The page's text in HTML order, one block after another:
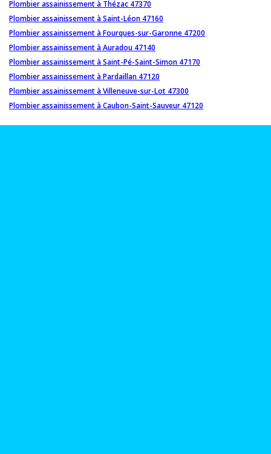
Plombier assainissement à Thézac 47370
Plombier assainissement à Saint-Léon 47160
Plombier assainissement à Fourques-sur-Garonne 47200
Plombier assainissement à Auradou 47140
Plombier assainissement à Saint-Pé-Saint-Simon 47170
Plombier assainissement à Pardaillan 47120
Plombier assainissement à Villeneuve-sur-Lot 47300
Plombier assainissement à Caubon-Saint-Sauveur 47120